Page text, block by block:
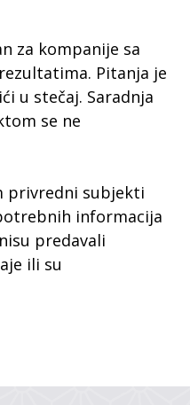
za kompanije sa
Pitanja je
u stečaj. Saradnja
se ne
privredni subjekti
informacija
predavali
ili su